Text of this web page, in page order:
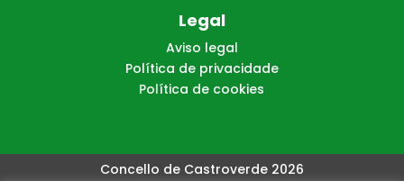
Legal
Aviso legal
Política de privacidade
Política de cookies
Concello de Castroverde 2026